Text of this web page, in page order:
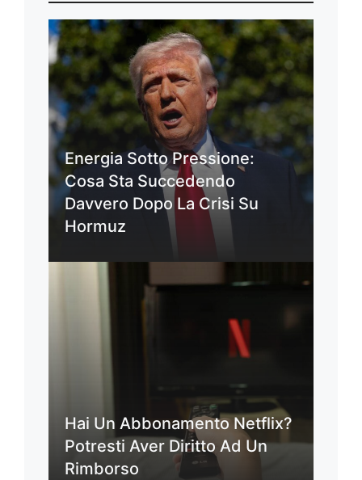
Energia Sotto Pressione:
Cosa Sta Succedendo
Davvero Dopo La Crisi Su
Hormuz
Hai Un Abbonamento Netflix?
Potresti Aver Diritto Ad Un
Rimborso